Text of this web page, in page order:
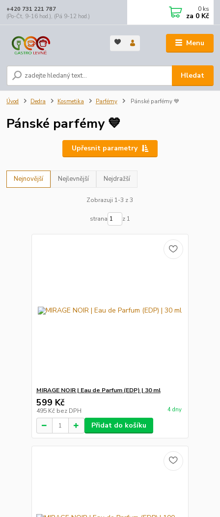
Menu
Hledat
+420 731 221 787
(Po-Čt, 9-16 hod.), (Pá 9-12 hod.)
0 ks
za 0 Kč
Úvod Dedra Kosmetika Parfémy Pánské parfémy 💙
Pánské parfémy 💙
Upřesnit parametry
Nejnovější Nejlevnější Nejdražší
Zobrazuji 1-3 z 3
strana z 1
MIRAGE NOIR | Eau de Parfum (EDP) | 30 ml
599 Kč
495 Kč bez DPH 4 dny
Přidat do košíku